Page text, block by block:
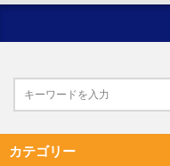
カテゴリー